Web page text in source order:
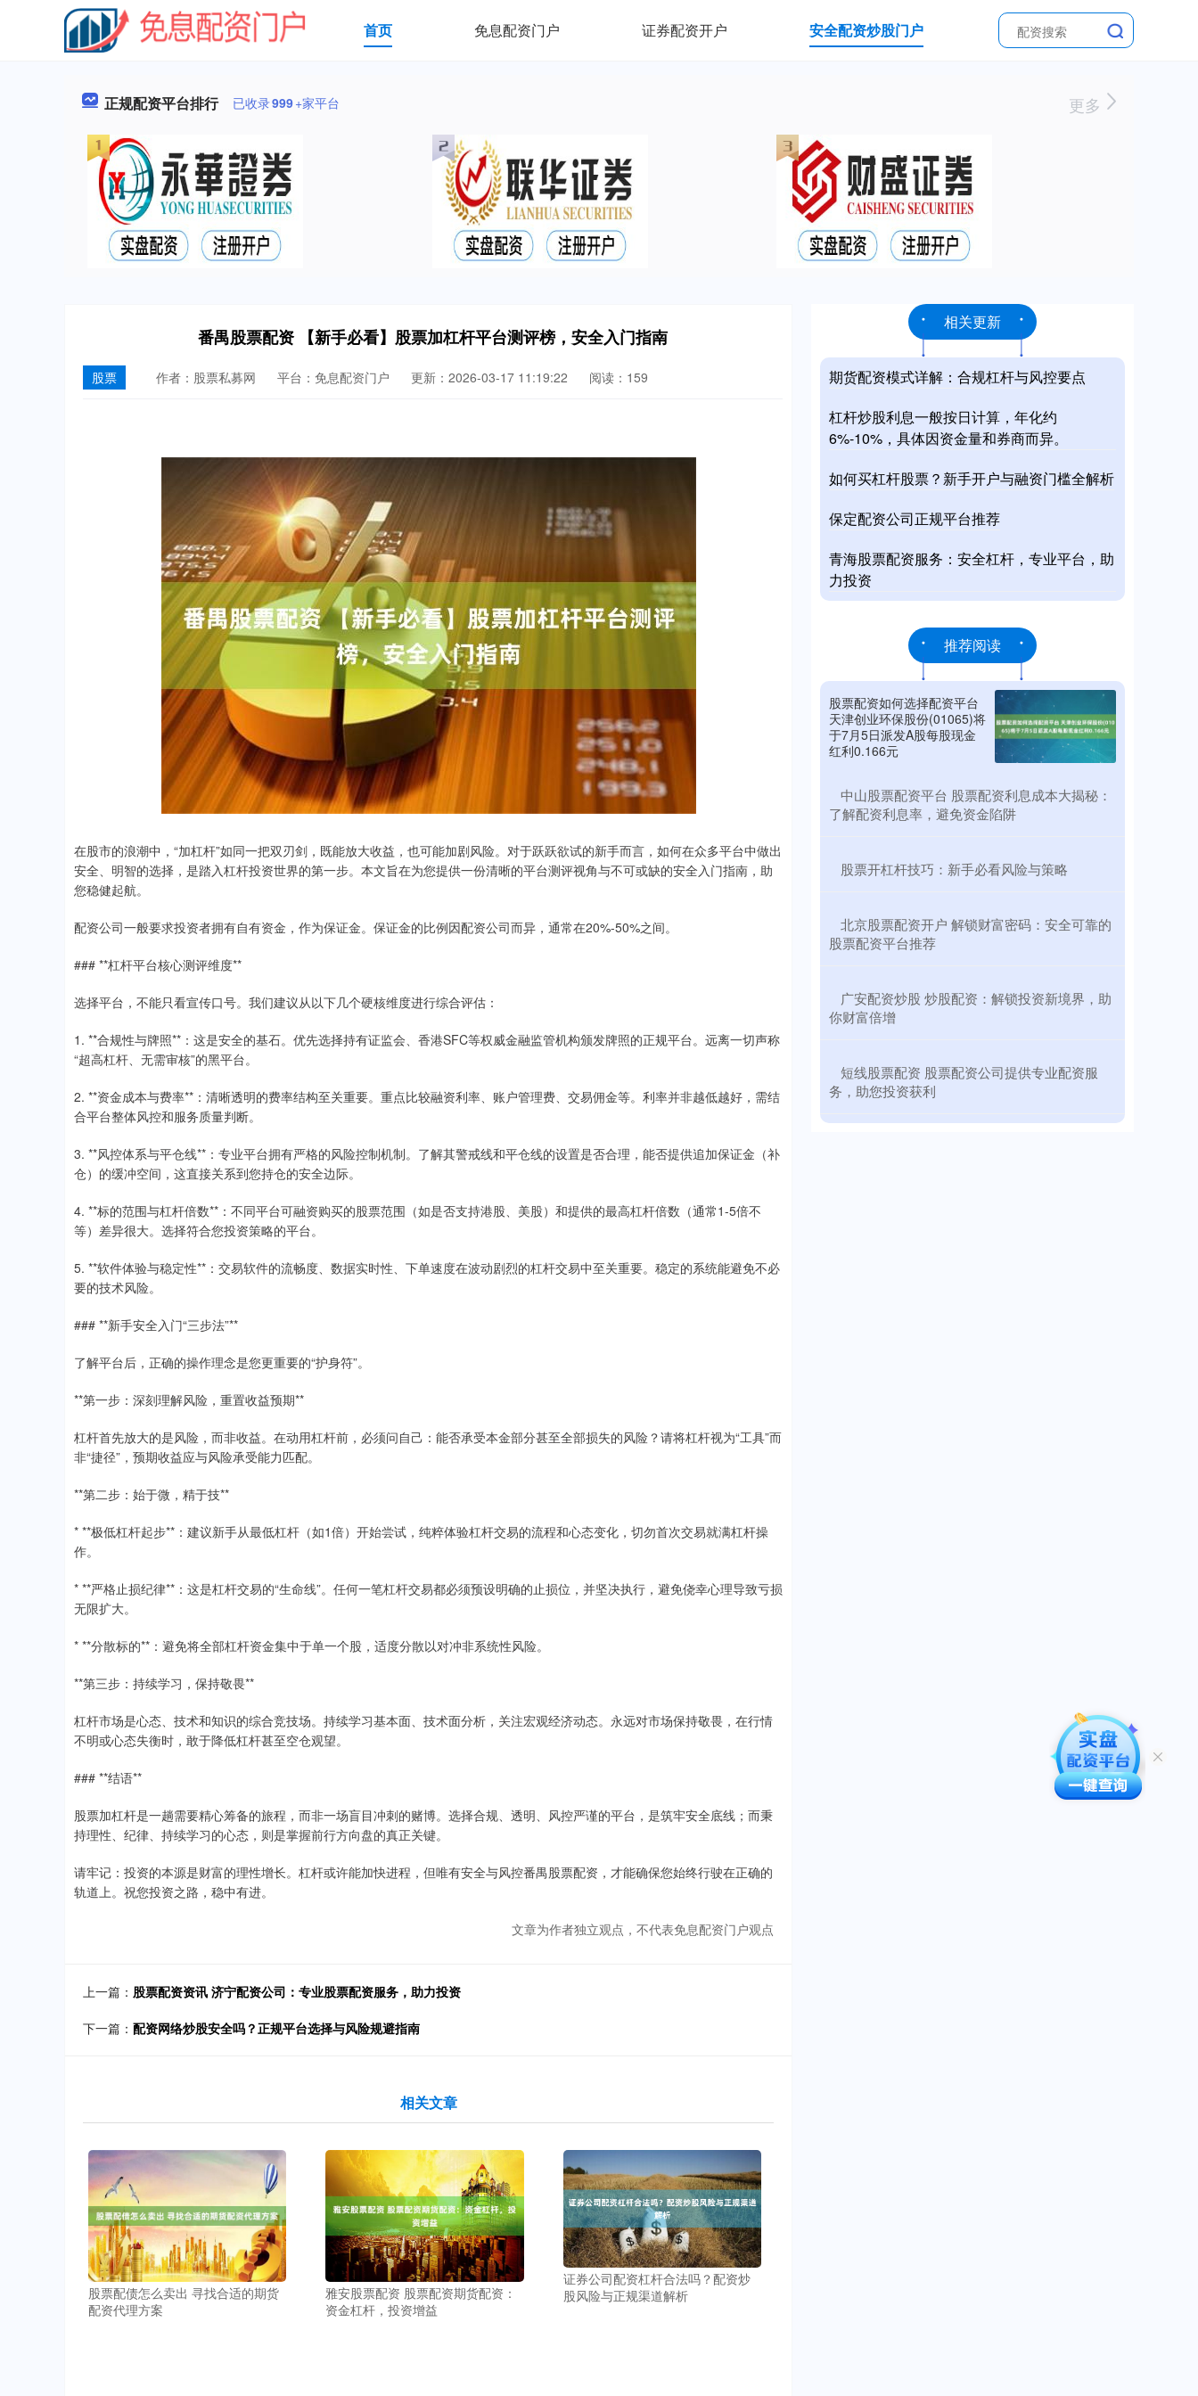
首页 免息配资门户 证券配资开户 安全配资炒股门户
正规配资平台排行 已收录999+家平台 更多
番禺股票配资 【新手必看】股票加杠杆平台测评榜，安全入门指南
股票 作者：股票私募网 平台：免息配资门户 更新：2026-03-17 11:19:22 阅读：159
在股市的浪潮中，“加杠杆”如同一把双刃剑，既能放大收益，也可能加剧风险。对于跃跃欲试的新手而言，如何在众多平台中做出
安全、明智的选择，是踏入杠杆投资世界的第一步。本文旨在为您提供一份清晰的平台测评视角与不可或缺的安全入门指南，助
您稳健起航。
配资公司一般要求投资者拥有自有资金，作为保证金。保证金的比例因配资公司而异，通常在20%-50%之间。
### **杠杆平台核心测评维度**
选择平台，不能只看宣传口号。我们建议从以下几个硬核维度进行综合评估：
1. **合规性与牌照**：这是安全的基石。优先选择持有证监会、香港SFC等权威金融监管机构颁发牌照的正规平台。远离一切声称
“超高杠杆、无需审核”的黑平台。
2. **资金成本与费率**：清晰透明的费率结构至关重要。重点比较融资利率、账户管理费、交易佣金等。利率并非越低越好，需结
合平台整体风控和服务质量判断。
3. **风控体系与平仓线**：专业平台拥有严格的风险控制机制。了解其警戒线和平仓线的设置是否合理，能否提供追加保证金（补
仓）的缓冲空间，这直接关系到您持仓的安全边际。
4. **标的范围与杠杆倍数**：不同平台可融资购买的股票范围（如是否支持港股、美股）和提供的最高杠杆倍数（通常1-5倍不
等）差异很大。选择符合您投资策略的平台。
5. **软件体验与稳定性**：交易软件的流畅度、数据实时性、下单速度在波动剧烈的杠杆交易中至关重要。稳定的系统能避免不必
要的技术风险。
### **新手安全入门“三步法”**
了解平台后，正确的操作理念是您更重要的“护身符”。
**第一步：深刻理解风险，重置收益预期**
杠杆首先放大的是风险，而非收益。在动用杠杆前，必须问自己：能否承受本金部分甚至全部损失的风险？请将杠杆视为“工具”而
非“捷径”，预期收益应与风险承受能力匹配。
**第二步：始于微，精于技**
* **极低杠杆起步**：建议新手从最低杠杆（如1倍）开始尝试，纯粹体验杠杆交易的流程和心态变化，切勿首次交易就满杠杆操
作。
* **严格止损纪律**：这是杠杆交易的“生命线”。任何一笔杠杆交易都必须预设明确的止损位，并坚决执行，避免侥幸心理导致亏损
无限扩大。
* **分散标的**：避免将全部杠杆资金集中于单一个股，适度分散以对冲非系统性风险。
**第三步：持续学习，保持敬畏**
杠杆市场是心态、技术和知识的综合竞技场。持续学习基本面、技术面分析，关注宏观经济动态。永远对市场保持敬畏，在行情
不明或心态失衡时，敢于降低杠杆甚至空仓观望。
### **结语**
股票加杠杆是一趟需要精心筹备的旅程，而非一场盲目冲刺的赌博。选择合规、透明、风控严谨的平台，是筑牢安全底线；而秉
持理性、纪律、持续学习的心态，则是掌握前行方向盘的真正关键。
请牢记：投资的本源是财富的理性增长。杠杆或许能加快进程，但唯有安全与风控番禺股票配资，才能确保您始终行驶在正确的
轨道上。祝您投资之路，稳中有进。
文章为作者独立观点，不代表免息配资门户观点
上一篇： 股票配资资讯 济宁配资公司：专业股票配资服务，助力投资
下一篇： 配资网络炒股安全吗？正规平台选择与风险规避指南
相关文章
股票配债怎么卖出 寻找合适的期货
配资代理方案
雅安股票配资 股票配资期货配资：
资金杠杆，投资增益
证券公司配资杠杆合法吗？配资炒
股风险与正规渠道解析
相关更新
期货配资模式详解：合规杠杆与风控要点
杠杆炒股利息一般按日计算，年化约
6%-10%，具体因资金量和券商而异。
如何买杠杆股票？新手开户与融资门槛全解析
保定配资公司正规平台推荐
青海股票配资服务：安全杠杆，专业平台，助
力投资
推荐阅读
股票配资如何选择配资平台
天津创业环保股份(01065)将
于7月5日派发A股每股现金
红利0.166元
​中山股票配资平台 股票配资利息成本大揭秘：
了解配资利息率，避免资金陷阱
​股票开杠杆技巧：新手必看风险与策略
​北京股票配资开户 解锁财富密码：安全可靠的
股票配资平台推荐
​广安配资炒股 炒股配资：解锁投资新境界，助
你财富倍增
​短线股票配资 股票配资公司提供专业配资服
务，助您投资获利